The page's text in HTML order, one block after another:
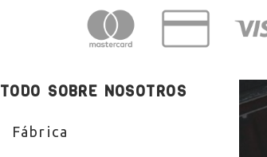
TODO SOBRE NOSOTROS
Fábrica